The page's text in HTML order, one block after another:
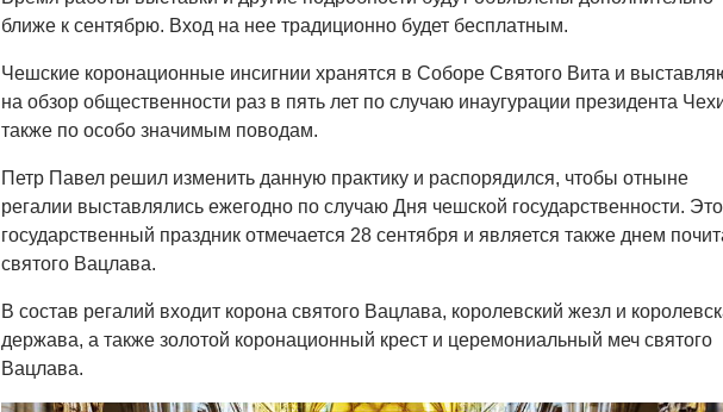
ближе к сентябрю. Вход на нее традиционно будет бесплатным.
Чешские коронационные инсигнии хранятся в Соборе Святого Вита и
на обзор общественности раз в пять лет по случаю инаугурации президента
также по особо значимым поводам.
Петр Павел решил изменить данную практику и распорядился, чтобы отныне
регалии выставлялись ежегодно по случаю Дня чешской государственности.
государственный праздник отмечается 28 сентября и является также днем
святого Вацлава.
В состав регалий входит корона святого Вацлава, королевский жезл и
держава, а также золотой коронационный крест и церемониальный меч святого
Вацлава.